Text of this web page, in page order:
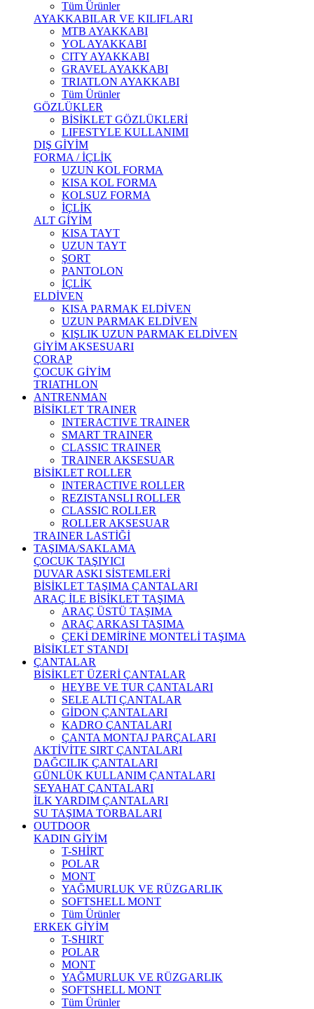
Tüm Ürünler
AYAKKABILAR VE KILIFLARI
MTB AYAKKABI
YOL AYAKKABI
CITY AYAKKABI
GRAVEL AYAKKABI
TRIATLON AYAKKABI
Tüm Ürünler
GÖZLÜKLER
BİSİKLET GÖZLÜKLERİ
LIFESTYLE KULLANIMI
DIŞ GİYİM
FORMA / İÇLİK
UZUN KOL FORMA
KISA KOL FORMA
KOLSUZ FORMA
İÇLİK
ALT GİYİM
KISA TAYT
UZUN TAYT
ŞORT
PANTOLON
İÇLİK
ELDİVEN
KISA PARMAK ELDİVEN
UZUN PARMAK ELDİVEN
KIŞLIK UZUN PARMAK ELDİVEN
GİYİM AKSESUARI
ÇORAP
ÇOCUK GİYİM
TRIATHLON
ANTRENMAN
BİSİKLET TRAINER
INTERACTIVE TRAINER
SMART TRAINER
CLASSIC TRAINER
TRAINER AKSESUAR
BİSİKLET ROLLER
INTERACTIVE ROLLER
REZISTANSLI ROLLER
CLASSIC ROLLER
ROLLER AKSESUAR
TRAINER LASTİĞİ
TAŞIMA/SAKLAMA
ÇOCUK TAŞIYICI
DUVAR ASKI SİSTEMLERİ
BİSİKLET TAŞIMA ÇANTALARI
ARAÇ İLE BİSİKLET TAŞIMA
ARAÇ ÜSTÜ TAŞIMA
ARAÇ ARKASI TAŞIMA
ÇEKİ DEMİRİNE MONTELİ TAŞIMA
BİSİKLET STANDI
ÇANTALAR
BİSİKLET ÜZERİ ÇANTALAR
HEYBE VE TUR ÇANTALARI
SELE ALTI ÇANTALAR
GİDON ÇANTALARI
KADRO ÇANTALARI
ÇANTA MONTAJ PARÇALARI
AKTİVİTE SIRT ÇANTALARI
DAĞCILIK ÇANTALARI
GÜNLÜK KULLANIM ÇANTALARI
SEYAHAT ÇANTALARI
İLK YARDIM ÇANTALARI
SU TAŞIMA TORBALARI
OUTDOOR
KADIN GİYİM
T-SHİRT
POLAR
MONT
YAĞMURLUK VE RÜZGARLIK
SOFTSHELL MONT
Tüm Ürünler
ERKEK GİYİM
T-SHIRT
POLAR
MONT
YAĞMURLUK VE RÜZGARLIK
SOFTSHELL MONT
Tüm Ürünler